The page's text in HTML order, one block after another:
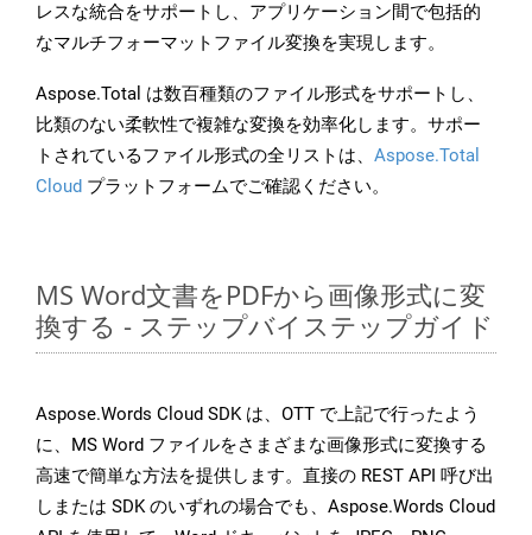
レスな統合をサポートし、アプリケーション間で包括的
なマルチフォーマットファイル変換を実現します。
Aspose.Total は数百種類のファイル形式をサポートし、
比類のない柔軟性で複雑な変換を効率化します。サポー
トされているファイル形式の全リストは、 Aspose.Total
Cloud プラットフォームでご確認ください。
MS Word文書をPDFから画像形式に変
換する - ステップバイステップガイド
Aspose.Words Cloud SDK は、OTT で上記で行ったよう
に、MS Word ファイルをさまざまな画像形式に変換する
高速で簡単な方法を提供します。直接の REST API 呼び出
しまたは SDK のいずれの場合でも、Aspose.Words Cloud